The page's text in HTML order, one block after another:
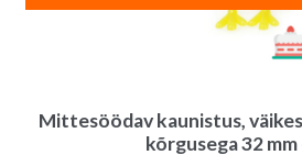
Mittesöödav kaunistus,
kõrgusega 32 mm